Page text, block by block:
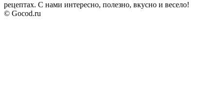
рецептах. С нами интересно, полезно, вкусно и весело!
© Gocod.ru